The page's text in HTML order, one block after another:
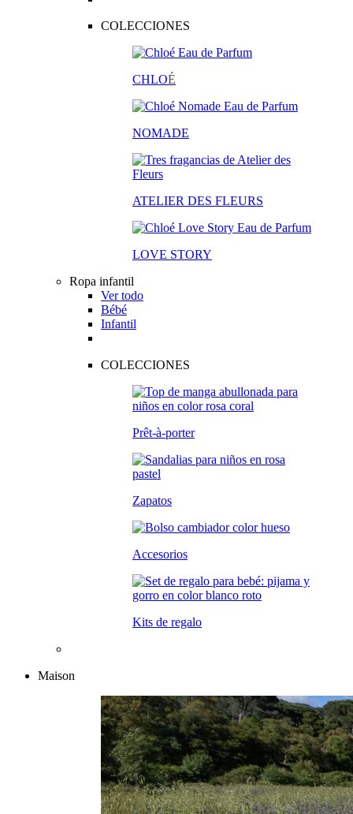
COLECCIONES
CHLOÉ
NOMADE
ATELIER DES FLEURS
LOVE STORY
Ropa infantil
Ver todo
Bébé
Infantil
COLECCIONES
Prêt-à-porter
Zapatos
Accesorios
Kits de regalo
Maison